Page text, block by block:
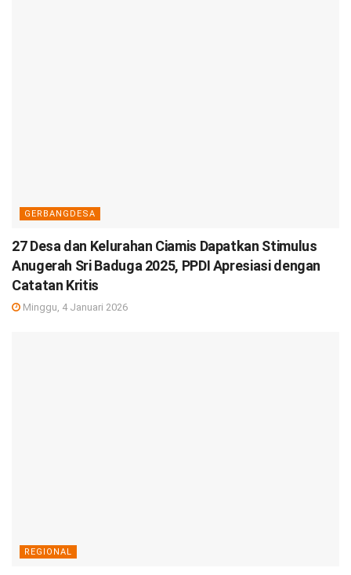
GERBANGDESA
27 Desa dan Kelurahan Ciamis Dapatkan Stimulus
Anugerah Sri Baduga 2025, PPDI Apresiasi dengan
Catatan Kritis
Minggu, 4 Januari 2026
REGIONAL